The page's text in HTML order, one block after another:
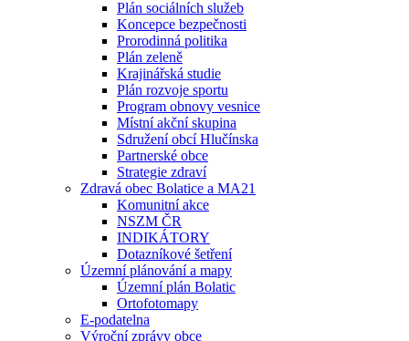
Plán sociálních služeb
Koncepce bezpečnosti
Prorodinná politika
Plán zeleně
Krajinářská studie
Plán rozvoje sportu
Program obnovy vesnice
Místní akční skupina
Sdružení obcí Hlučínska
Partnerské obce
Strategie zdraví
Zdravá obec Bolatice a MA21
Komunitní akce
NSZM ČR
INDIKÁTORY
Dotazníkové šetření
Územní plánování a mapy
Územní plán Bolatic
Ortofotomapy
E-podatelna
Výroční zprávy obce